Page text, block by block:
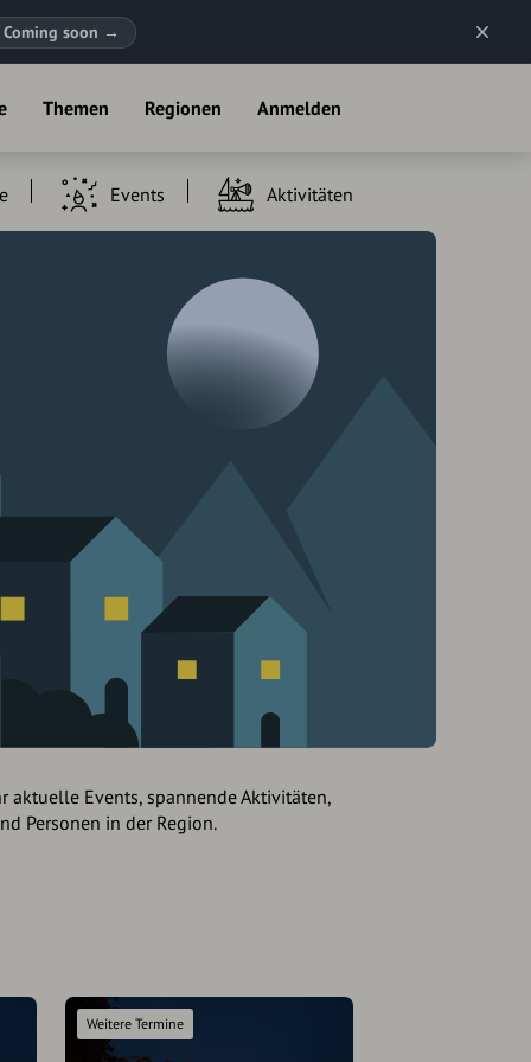
Coming soon →
Themen Regionen Anmelden
Events Aktivitäten
aktuelle Events, spannende Aktivitäten,
Personen in der Region.
Weitere Termine